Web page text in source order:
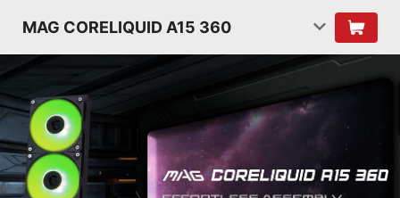
MAG CORELIQUID A15 360